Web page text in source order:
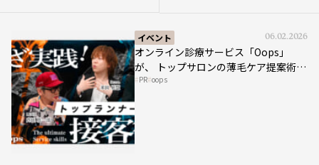
イベント 06.02.2026
オンライン診療サービス「Oops」
が、 トップサロンの薄毛ケア提案術を
HAIRCAMPで公開！
PR oops